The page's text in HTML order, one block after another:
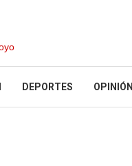
DEPORTES OPINIÓN